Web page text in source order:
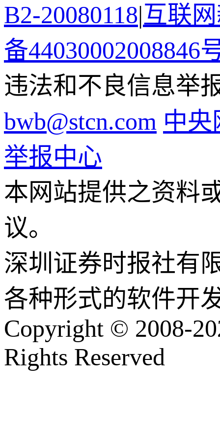
B2-20080118|互联
备44030002008846
违法和不良信息举
bwb@stcn.com 中
举报中心
本网站提供之资料
议。
深圳证券时报社有
各种形式的软件开
Copyright © 2008-
Rights Reserved